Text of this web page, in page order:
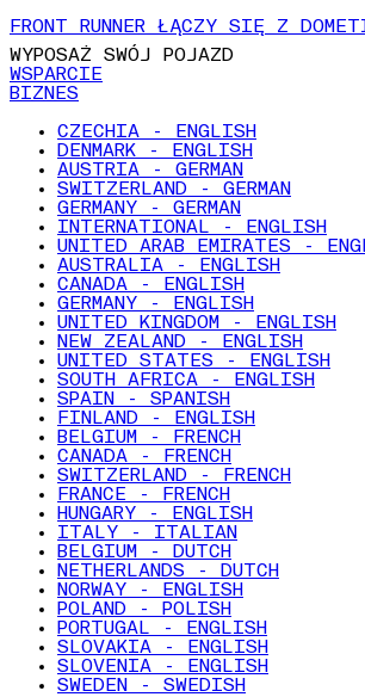
FRONT RUNNER ŁĄCZY SIĘ Z
WYPOSAŻ SWÓJ POJAZD
WSPARCIE
BIZNES
CZECHIA - ENGLISH
DENMARK - ENGLISH
AUSTRIA - GERMAN
SWITZERLAND - GERMAN
GERMANY - GERMAN
INTERNATIONAL - ENGLISH
UNITED ARAB EMIRATES -
AUSTRALIA - ENGLISH
CANADA - ENGLISH
GERMANY - ENGLISH
UNITED KINGDOM - ENGLISH
NEW ZEALAND - ENGLISH
UNITED STATES - ENGLISH
SOUTH AFRICA - ENGLISH
SPAIN - SPANISH
FINLAND - ENGLISH
BELGIUM - FRENCH
CANADA - FRENCH
SWITZERLAND - FRENCH
FRANCE - FRENCH
HUNGARY - ENGLISH
ITALY - ITALIAN
BELGIUM - DUTCH
NETHERLANDS - DUTCH
NORWAY - ENGLISH
POLAND - POLISH
PORTUGAL - ENGLISH
SLOVAKIA - ENGLISH
SLOVENIA - ENGLISH
SWEDEN - SWEDISH